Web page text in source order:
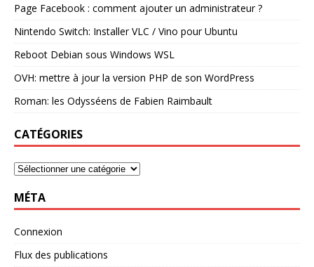
Page Facebook : comment ajouter un administrateur ?
Nintendo Switch: Installer VLC / Vino pour Ubuntu
Reboot Debian sous Windows WSL
OVH: mettre à jour la version PHP de son WordPress
Roman: les Odysséens de Fabien Raimbault
CATÉGORIES
MÉTA
Connexion
Flux des publications